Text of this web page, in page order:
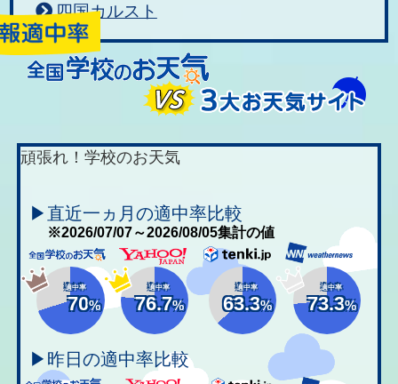
四国カルスト
頑張れ！学校のお天気
▶直近一ヵ月の適中率比較
※2026/07/07～2026/08/05集計の値
適中率
70%
適中率
76.7%
適中率
63.3%
適中率
73.3%
▶昨日の適中率比較